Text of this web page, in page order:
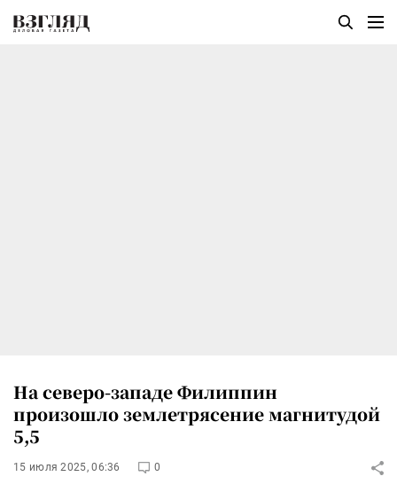
На северо-западе Филиппин
произошло землетрясение магнитудой
5,5
15 июля 2025, 06:36 0